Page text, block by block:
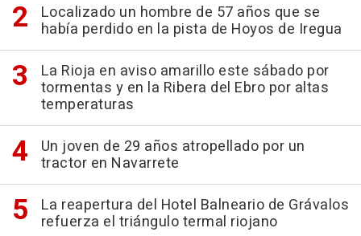
Localizado un hombre de 57 años que se
había perdido en la pista de Hoyos de Iregua
La Rioja en aviso amarillo este sábado por
tormentas y en la Ribera del Ebro por altas
temperaturas
Un joven de 29 años atropellado por un
tractor en Navarrete
La reapertura del Hotel Balneario de Grávalos
refuerza el triángulo termal riojano